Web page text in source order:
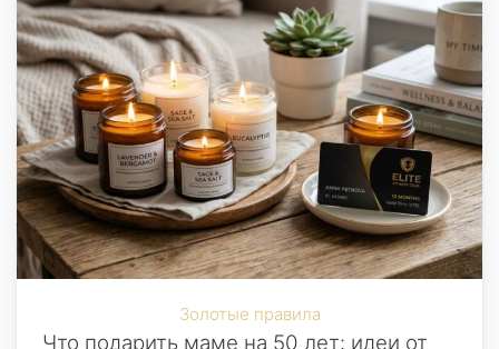
Золотые правила
Что подарить маме на 50 лет: идеи от